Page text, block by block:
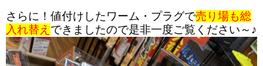
さらに！値付けしたワーム・プラグで売り場も総
入れ替え できましたので是非一度ご覧ください～♪